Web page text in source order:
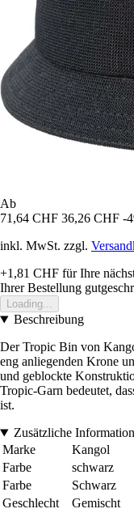
Ab
71,64 CHF 36,26 CHF -
inkl. MwSt. zzgl.
+1,81 CHF für Ihre
Ihrer Bestellung
Loading...
Beschreibung
Der Tropic Bin von
eng anliegenden Krone
und geblockte
Tropic-Garn bedeutet,
ist.
Zusätzliche
Marke
Kangol
Farbe
schwarz
Farbe
Schwarz
Geschlecht
Gemischt